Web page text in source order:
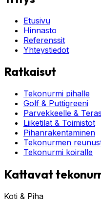
Etusivu
Hinnasto
Referenssit
Yhteystiedot
Ratkaisut
Tekonurmi pihalle
Golf & Puttigreeni
Parvekkeelle &
Liiketilat & Toimistot
Pihanrakentaminen
Tekonurmen
Tekonurmi koiralle
Kattavat
Koti & Piha